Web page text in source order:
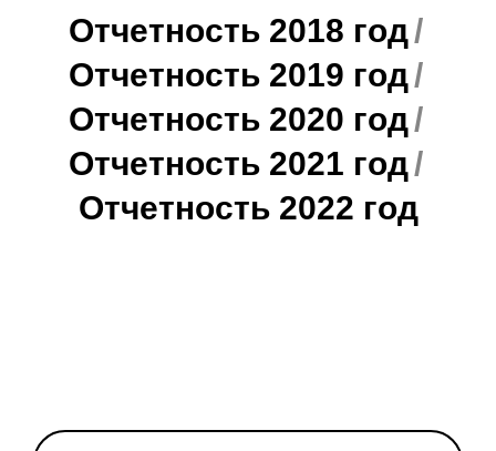
Отчетность 2018 год/
Отчетность 2019 год/
Отчетность 2020 год/
Отчетность 2021 год/
Отчетность 2022 год